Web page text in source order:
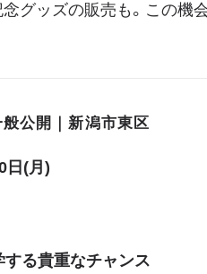
グッズの販売も。この機
公開｜新潟市東区
日(月)
する貴重なチャンス